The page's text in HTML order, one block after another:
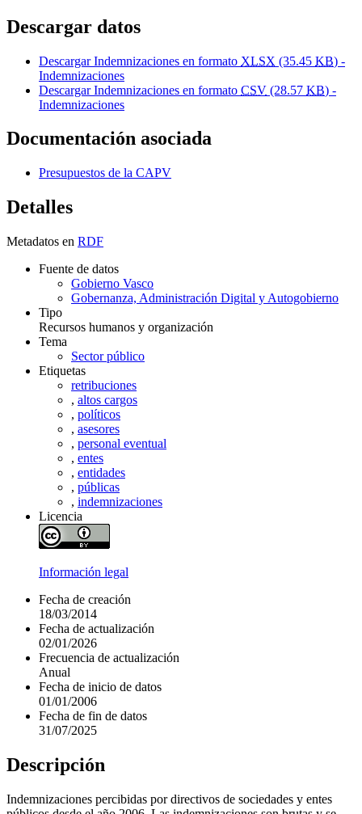
Descargar datos
Descargar Indemnizaciones en formato XLSX (35.45 KB) -
Indemnizaciones
Descargar Indemnizaciones en formato CSV (28.57 KB) -
Indemnizaciones
Documentación asociada
Presupuestos de la CAPV
Detalles
Metadatos en RDF
Fuente de datos
Gobierno Vasco
Gobernanza, Administración Digital y Autogobierno
Tipo
Recursos humanos y organización
Tema
Sector público
Etiquetas
retribuciones
, altos cargos
, políticos
, asesores
, personal eventual
, entes
, entidades
, públicas
, indemnizaciones
Licencia
Información legal
Fecha de creación
18/03/2014
Fecha de actualización
02/01/2026
Frecuencia de actualización
Anual
Fecha de inicio de datos
01/01/2006
Fecha de fin de datos
31/07/2025
Descripción
Indemnizaciones percibidas por directivos de sociedades y entes